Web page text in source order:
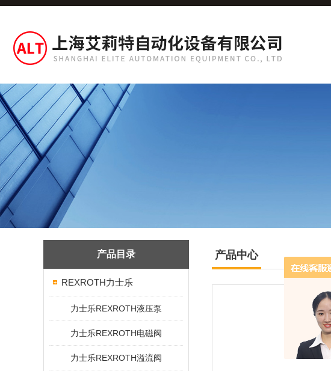
产品目录
REXROTH力士乐
力士乐REXROTH液压泵
力士乐REXROTH电磁阀
力士乐REXROTH溢流阀
产品中心